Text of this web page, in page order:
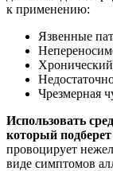
к применению:
Язвенные
Хронический
Чрезмерная
Использовать
который
провоцирует
виде симптомов